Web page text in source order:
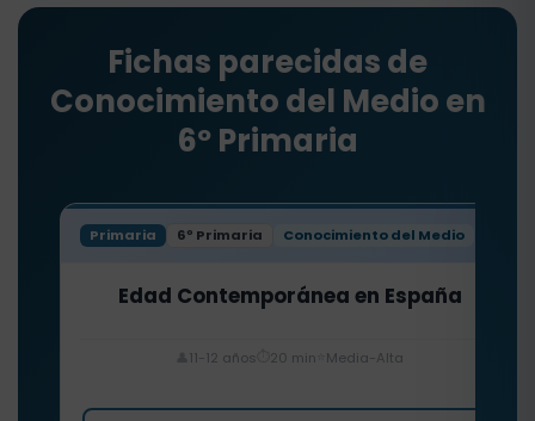
Fichas parecidas de
Conocimiento del Medio en
6º Primaria
Primaria 6º Primaria Conocimiento del Medio
Edad Contemporánea en España
11-12 años 20 min Media-Alta